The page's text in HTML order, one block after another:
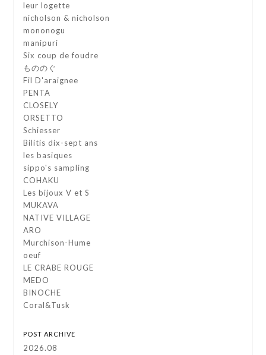
leur logette
nicholson & nicholson
mononogu
manipuri
Six coup de foudre
もののぐ
Fil D'araignee
PENTA
CLOSELY
ORSETTO
Schiesser
Bilitis dix-sept ans
les basiques
sippo's sampling
COHAKU
Les bijoux V et S
MUKAVA
NATIVE VILLAGE
ARO
Murchison-Hume
oeuf
LE CRABE ROUGE
MEDO
BINOCHE
Coral&Tusk
POST ARCHIVE
2026.08